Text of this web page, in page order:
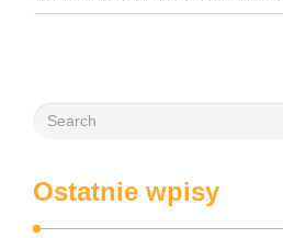
konsekwencji zdrowotnych.
Ostatnie wpisy